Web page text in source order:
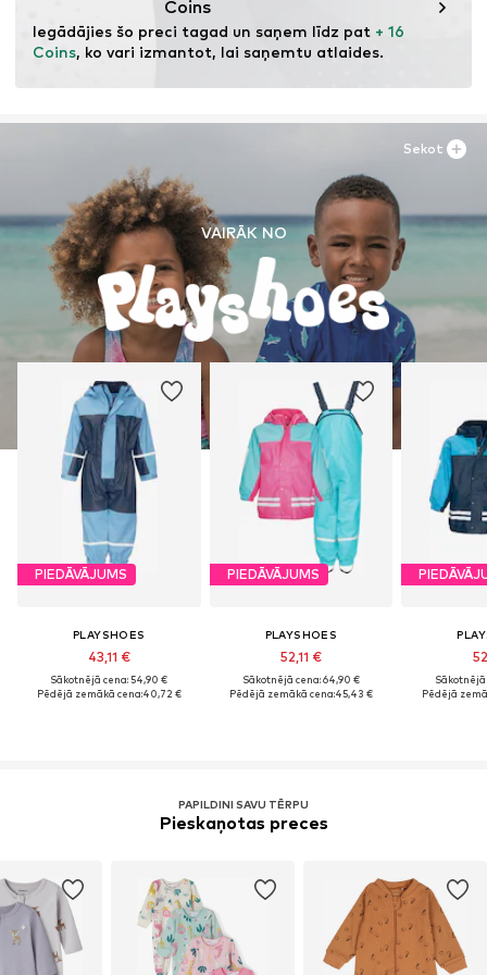
Coins
Iegādājies šo preci tagad un saņem līdz pat + 16
Coins, ko vari izmantot, lai saņemtu atlaides.
VAIRĀK NO
PIEDĀVĀJUMS
PLAYSHOES
43,11 €
Sākotnējā cena: 54,90 €
Pēdējā zemākā cena:40,72 €
PIEDĀVĀJUMS
PLAYSHOES
52,11 €
Sākotnējā cena: 64,90 €
Pēdējā zemākā cena:45,43 €
Sākotnējā
Pēdējā
Sekot
PAPILDINI SAVU TĒRPU
Pieskaņotas preces